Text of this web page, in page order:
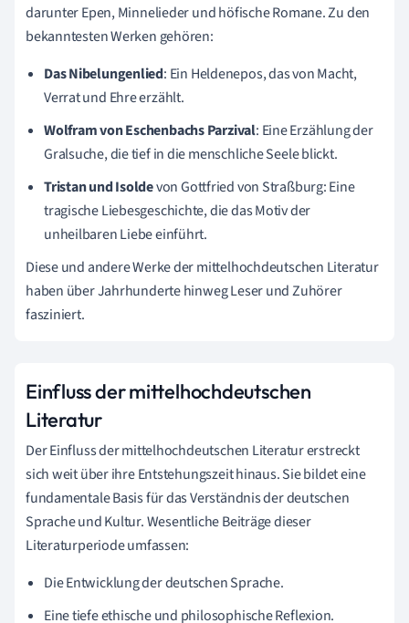
darunter Epen, Minnelieder und höfische Romane. Zu den
bekanntesten Werken gehören:
Das Nibelungenlied: Ein Heldenepos, das von Macht,
Verrat und Ehre erzählt.
Wolfram von Eschenbachs Parzival: Eine Erzählung der
Gralsuche, die tief in die menschliche Seele blickt.
Tristan und Isoldevon Gottfried von Straßburg: Eine
tragische Liebesgeschichte, die das Motiv der
unheilbaren Liebe einführt.
Diese und andere Werke der mittelhochdeutschen Literatur
haben über Jahrhunderte hinweg Leser und Zuhörer
fasziniert.
Einfluss der mittelhochdeutschen
Literatur
Der Einfluss der mittelhochdeutschen Literatur erstreckt
sich weit über ihre Entstehungszeit hinaus. Sie bildet eine
fundamentale Basis für das Verständnis der deutschen
Sprache und Kultur. Wesentliche Beiträge dieser
Literaturperiode umfassen:
Die Entwicklung der deutschen Sprache.
Eine tiefe ethische und philosophische Reflexion.